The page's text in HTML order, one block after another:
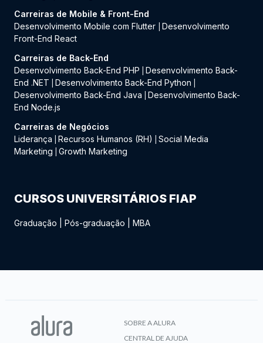
Carreiras de Mobile & Front-End
Desenvolvimento Mobile com Flutter
Desenvolvimento
Front-End React
Carreiras de Back-End
Desenvolvimento Back-End PHP
Desenvolvimento Back-
End .NET
Desenvolvimento Back-End Python
Desenvolvimento Back-End Java
Desenvolvimento Back-
End Node.js
Carreiras de Negócios
Liderança
Recursos Humanos (RH)
Social Media
Marketing
Growth Marketing
CURSOS UNIVERSITÁRIOS FIAP
Graduação Pós-graduação MBA
SOBRE A ALURA
CENTRAL DE AJUDA